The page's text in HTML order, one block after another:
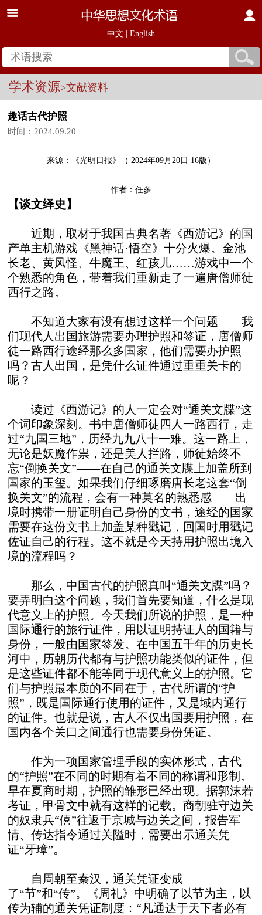
中文 English
学术资源>文献资料
趣话古代护照
时间：2024.09.20
来源：《光明日报》（ 2024年09月20日 16版）
作者：任多
【谈文绎史】
近期，取材于我国古典名著《西游记》的国
产单主机游戏《黑神话·悟空》十分火爆。金池
长老、黄风怪、牛魔王、红孩儿……游戏中一个
个熟悉的角色，带着我们重新走了一遍唐僧师徒
西行之路。
不知道大家有没有想过这样一个问题——我
们现代人出国旅游需要办理护照和签证，唐僧师
徒一路西行途经那么多国家，他们需要办护照
吗？古人出国，是凭什么证件通过重重关卡的
呢？
读过《西游记》的人一定会对“通关文牒”这
个词印象深刻。书中唐僧师徒四人一路西行，走
过“九国三地”，历经九九八十一难。这一路上，
无论是妖魔作祟，还是美人拦路，师徒始终不
忘“倒换关文”——在自己的通关文牒上加盖所到
国家的玉玺。如果我们仔细琢磨唐长老这套“倒
换关文”的流程，会有一种莫名的熟悉感——出
境时携带一册证明自己身份的文书，途经的国家
需要在这份文书上加盖某种戳记，回国时用戳记
佐证自己的行程。这不就是今天持用护照出境入
境的流程吗？
那么，中国古代的护照真叫“通关文牒”吗？
要弄明白这个问题，我们首先要知道，什么是现
代意义上的护照。今天我们所说的护照，是一种
国际通行的旅行证件，用以证明持证人的国籍与
身份，一般由国家签发。在中国五千年的历史长
河中，历朝历代都有与护照功能类似的证件，但
是这些证件都不能等同于现代意义上的护照。它
们与护照最本质的不同在于，古代所谓的“护
照”，既是国际通行使用的证件，又是域内通行
的证件。也就是说，古人不仅出国要用护照，在
国内各个关口之间通行也需要身份凭证。
作为一项国家管理手段的实体形式，古代
的“护照”在不同的时期有着不同的称谓和形制。
早在夏商时期，护照的雏形已经出现。据郭沫若
考证，甲骨文中就有这样的记载。商朝驻守边关
的奴隶兵“僖”往返于京城与边关之间，报告军
情、传达指令通过关隘时，需要出示通关凭
证“牙璋”。
自周朝至秦汉，通关凭证变成
了“节”和“传”。《周礼》中明确了以节为主，以
传为辅的通关凭证制度：“凡通达于天下者必有